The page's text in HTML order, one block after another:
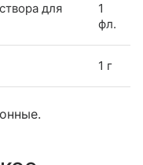
для
1
фл.
1 г